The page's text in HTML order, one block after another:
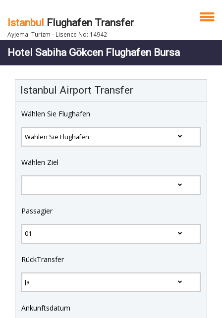
Istanbul Flughafen Transfer
Ayjemal Turizm - Lisence No: 14942
Hotel Sabiha Gökcen Flughafen Bursa
Istanbul Airport Transfer
Wählen Sie Flughafen
Wählen Ziel
Passagier
RückTransfer
Ankunftsdatum